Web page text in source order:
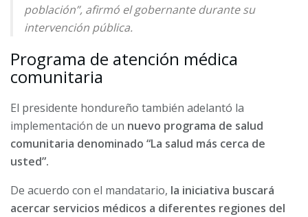
población”, afirmó el gobernante durante su
intervención pública.
Programa de atención médica
comunitaria
El presidente hondureño también adelantó la
implementación de un nuevo programa de salud
comunitaria denominado “La salud más cerca de
usted”.
De acuerdo con el mandatario, la iniciativa buscará
acercar servicios médicos a diferentes regiones del